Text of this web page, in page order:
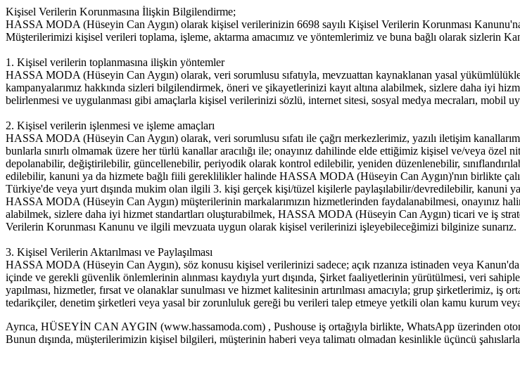
Kişisel Verilerin Korunmasına İlişkin Bilgilendirme;
HASSA MODA (Hüseyin Can Aygın) olarak kişisel verilerinizin 6698 sayılı Kişisel Verilerin Korunması
Müşterilerimizi kişisel verileri toplama, işleme, aktarma amacımız ve yöntemlerimiz ve buna bağlı olarak sizlerin
1. Kişisel verilerin toplanmasına ilişkin yöntemler
HASSA MODA (Hüseyin Can Aygın) olarak, veri sorumlusu sıfatıyla, mevzuattan kaynaklanan yasal
kampanyalarımız hakkında sizleri bilgilendirmek, öneri ve şikayetlerinizi kayıt altına alabilmek, sizlere daha iyi
belirlenmesi ve uygulanması gibi amaçlarla kişisel verilerinizi sözlü, internet sitesi, sosyal medya mecraları, mobil
2. Kişisel verilerin işlenmesi ve işleme amaçları
HASSA MODA (Hüseyin Can Aygın) olarak, veri sorumlusu sıfatı ile çağrı merkezlerimiz, yazılı iletişim
bunlarla sınırlı olmamak üzere her türlü kanallar aracılığı ile; onayınız dahilinde elde ettiğimiz kişisel ve/veya
depolanabilir, değiştirilebilir, güncellenebilir, periyodik olarak kontrol edilebilir, yeniden düzenlenebilir,
edilebilir, kanuni ya da hizmete bağlı fiili gereklilikler halinde HASSA MODA (Hüseyin Can Aygın)'nın birlikte
Türkiye'de veya yurt dışında mukim olan ilgili 3. kişi gerçek kişi/tüzel kişilerle paylaşılabilir/devredilebilir, kanuni
HASSA MODA (Hüseyin Can Aygın) müşterilerinin markalarımızın hizmetlerinden faydalanabilmesi, onayınız
alabilmek, sizlere daha iyi hizmet standartları oluşturabilmek, HASSA MODA (Hüseyin Can Aygın) ticari ve iş
Verilerin Korunması Kanunu ve ilgili mevzuata uygun olarak kişisel verilerinizi işleyebileceğimizi bilginize sunarız.
3. Kişisel Verilerin Aktarılması ve Paylaşılması
HASSA MODA (Hüseyin Can Aygın), söz konusu kişisel verilerinizi sadece; açık rızanıza istinaden veya
içinde ve gerekli güvenlik önlemlerinin alınması kaydıyla yurt dışında, Şirket faaliyetlerinin yürütülmesi, veri
yapılması, hizmetler, fırsat ve olanaklar sunulması ve hizmet kalitesinin artırılması amacıyla; grup şirketlerimiz,
tedarikçiler, denetim şirketleri veya yasal bir zorunluluk gereği bu verileri talep etmeye yetkili olan kamu kurum
Ayrıca, HÜSEYİN CAN AYGIN (www.hassamoda.com) , Pushouse iş ortağıyla birlikte, WhatsApp üzerinden
Bunun dışında, müşterilerimizin kişisel bilgileri, müşterinin haberi veya talimatı olmadan kesinlikle üçüncü